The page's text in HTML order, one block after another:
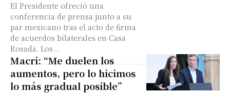
El Presidente ofreció una
conferencia de prensa junto a su
par mexicano tras el acto de firma
de acuerdos bilaterales en Casa
Rosada. Los...
Macri: “Me duelen los
aumentos, pero lo hicimos
lo más gradual posible”